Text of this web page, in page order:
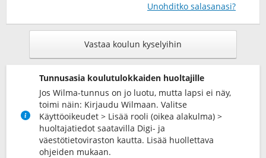
Unohditko salasanasi?
Vastaa koulun kyselyihin
Tunnusasia koulutulokkaiden huoltajille
Jos Wilma-tunnus on jo luotu, mutta lapsi ei näy,
toimi näin: Kirjaudu Wilmaan. Valitse
Käyttöoikeudet > Lisää rooli (oikea alakulma) >
huoltajatiedot saatavilla Digi- ja
väestötietoviraston kautta. Lisää huollettava
ohjeiden mukaan.